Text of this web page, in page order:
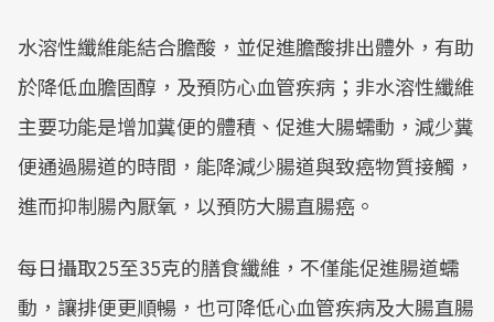
水溶性纖維能結合膽酸，並促進膽酸排出體外，有助
於降低血膽固醇，及預防心血管疾病；非水溶性纖維
主要功能是增加糞便的體積、促進大腸蠕動，減少糞
便通過腸道的時間，能降減少腸道與致癌物質接觸，
進而抑制腸內厭氧，以預防大腸直腸癌。
每日攝取25至35克的膳食纖維，不僅能促進腸道蠕
動，讓排便更順暢，也可降低心血管疾病及大腸直腸